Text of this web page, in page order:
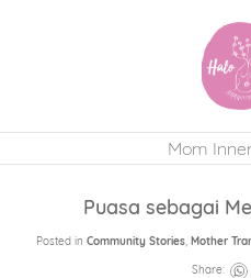
Mom
Puasa sebagai
Posted in Community Stories, Mother
Share: